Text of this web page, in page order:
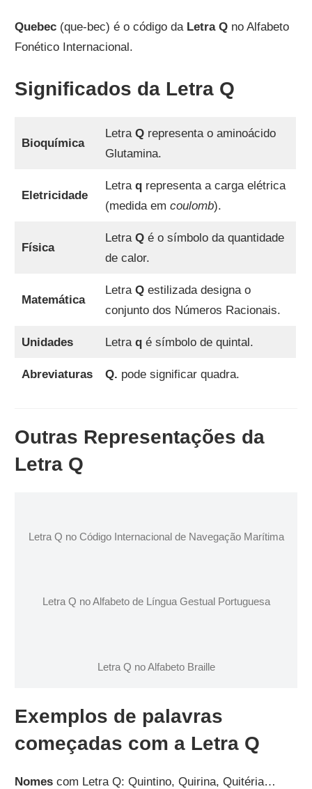
Quebec (que-bec) é o código da Letra Q no Alfabeto
Fonético Internacional.
Significados da Letra Q
Bioquímica
Letra Qrepresenta o aminoácido
Glutamina.
Eletricidade
Letra qrepresenta a carga elétrica
(medida em coulomb).
Física
Letra Qé o símbolo da quantidade
de calor.
Matemática
Letra Qestilizada designa o
conjunto dos Números Racionais.
Unidades Letra qé símbolo de quintal.
Abreviaturas Q. pode significar quadra.
Outras Representações da
Letra Q
Letra Q no Código Internacional de Navegação Marítima
Letra Q no Alfabeto de Língua Gestual Portuguesa
Letra Q no Alfabeto Braille
Exemplos de palavras
começadas com a Letra Q
Nomes com Letra Q: Quintino, Quirina, Quitéria…